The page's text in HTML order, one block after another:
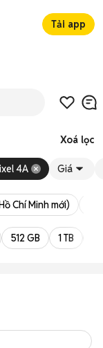
Tải app
Xoá lọc
4A Giá
Chí Minh mới)
512 GB 1 TB